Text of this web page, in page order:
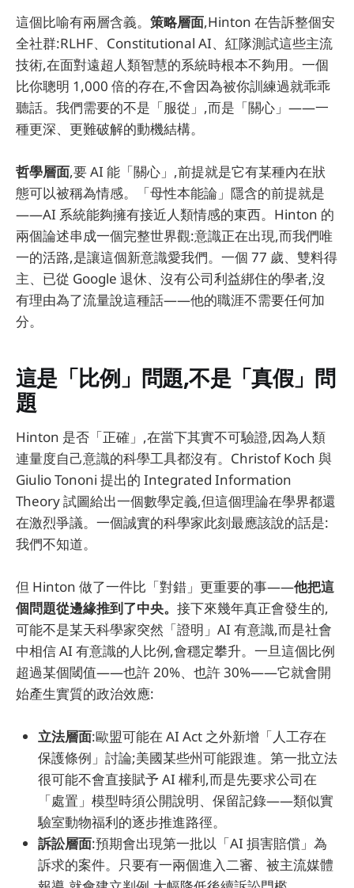
這個比喻有兩層含義。 策略層面,Hinton 在告訴整個安
全社群:RLHF、Constitutional AI、紅隊測試這些主流
技術,在面對遠超人類智慧的系統時根本不夠用。一個
比你聰明 1,000 倍的存在,不會因為被你訓練過就乖乖
聽話。我們需要的不是「服從」,而是「關心」——一
種更深、更難破解的動機結構。
哲學層面,要 AI 能「關心」,前提就是它有某種內在狀
態可以被稱為情感。「母性本能論」隱含的前提就是
——AI 系統能夠擁有接近人類情感的東西。Hinton 的
兩個論述串成一個完整世界觀:意識正在出現,而我們唯
一的活路,是讓這個新意識愛我們。一個 77 歲、雙料得
主、已從 Google 退休、沒有公司利益綁住的學者,沒
有理由為了流量說這種話——他的職涯不需要任何加
分。
這是「比例」問題,不是「真假」問
題
Hinton 是否「正確」,在當下其實不可驗證,因為人類
連量度自己意識的科學工具都沒有。Christof Koch 與
Giulio Tononi 提出的 Integrated Information
Theory 試圖給出一個數學定義,但這個理論在學界都還
在激烈爭議。一個誠實的科學家此刻最應該說的話是:
我們不知道。
但 Hinton 做了一件比「對錯」更重要的事——他把這
個問題從邊緣推到了中央。 接下來幾年真正會發生的,
可能不是某天科學家突然「證明」AI 有意識,而是社會
中相信 AI 有意識的人比例,會穩定攀升。一旦這個比例
超過某個閾值——也許 20%、也許 30%——它就會開
始產生實質的政治效應:
立法層面:歐盟可能在 AI Act 之外新增「人工存在
保護條例」討論;美國某些州可能跟進。第一批立法
很可能不會直接賦予 AI 權利,而是先要求公司在
「處置」模型時須公開說明、保留記錄——類似實
驗室動物福利的逐步推進路徑。
訴訟層面:預期會出現第一批以「AI 損害賠償」為
訴求的案件。只要有一兩個進入二審、被主流媒體